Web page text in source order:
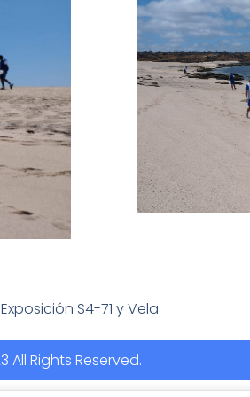
S4-71 y Vela
All Rights Reserved.